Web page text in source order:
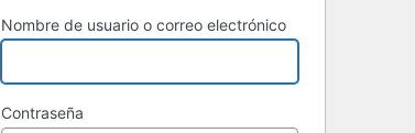
Nombre de usuario o correo electrónico
Contraseña